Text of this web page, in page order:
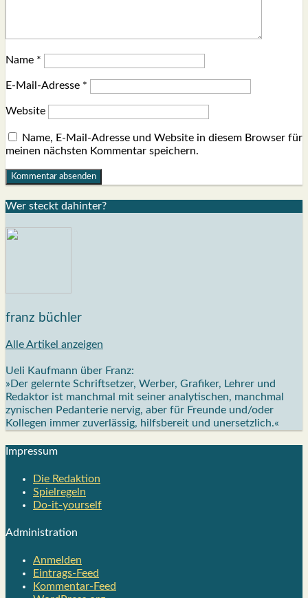
Name *
E-Mail-Adresse *
Website
Name, E-Mail-Adresse und Website in diesem Browser für
meinen nächsten Kommentar speichern.
Wer steckt dahin­ter?
franz büchler
Alle Artikel anzeigen
Ueli Kaufmann über Franz:
»Der gelernte Schriftsetzer, Werber, Grafiker, Lehrer und
Redaktor ist manchmal mit seiner analytischen, manchmal
zynischen Pedanterie nervig, aber für Freunde und/oder
Kollegen immer zuverlässig, hilfsbereit und unersetzlich.«
Impres­sum
Die Redak­ti­on
Spiel­re­geln
Do-it-your­s­elf
Admi­nis­tra­ti­on
Anmelden
Eintrags-Feed
Kommentar-Feed